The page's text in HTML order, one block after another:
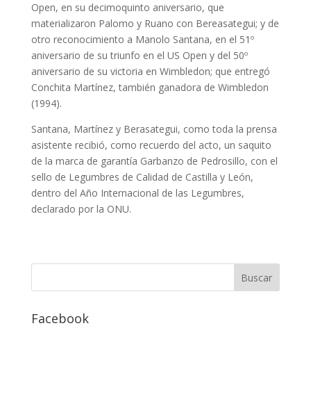
Open, en su decimoquinto aniversario, que
materializaron Palomo y Ruano con Bereasategui; y de
otro reconocimiento a Manolo Santana, en el 51º
aniversario de su triunfo en el US Open y del 50º
aniversario de su victoria en Wimbledon; que entregó
Conchita Martínez, también ganadora de Wimbledon
(1994).
Santana, Martínez y Berasategui, como toda la prensa
asistente recibió, como recuerdo del acto, un saquito
de la marca de garantía Garbanzo de Pedrosillo, con el
sello de Legumbres de Calidad de Castilla y León,
dentro del Año Internacional de las Legumbres,
declarado por la ONU.
Facebook